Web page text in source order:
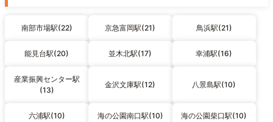
南部市場駅(22) 京急富岡駅(21) 鳥浜駅(21)
能見台駅(20) 並木北駅(17) 幸浦駅(16)
産業振興センター駅
(13)
金沢文庫駅(12) 八景島駅(10)
六浦駅(10) 海の公園南口駅(10) 海の公園柴口駅(10)